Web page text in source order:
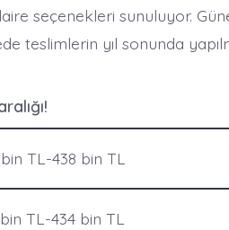
seçenekleri sunuluyor.
teslimlerin yıl sonunda
TL-438 bin TL
TL-434 bin TL